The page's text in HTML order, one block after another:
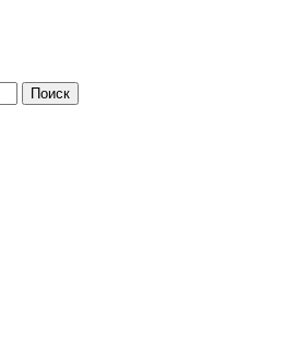
Поиск